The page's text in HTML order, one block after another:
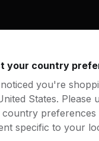
Mobility for Hips,
your country
you're
States. Please
preferences
specific to your